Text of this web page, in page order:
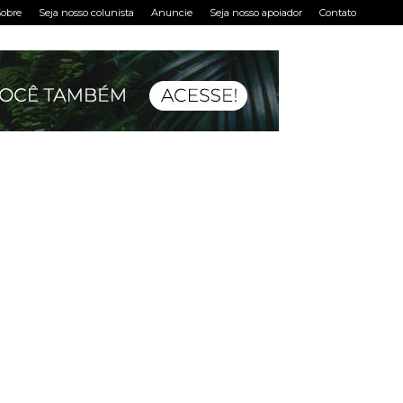
Seja nosso colunista Anuncie Seja nosso apoiador Contato